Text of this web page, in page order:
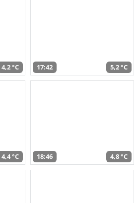
4,2 °C 17:42 5,2 °C
4,4 °C 18:46 4,8 °C